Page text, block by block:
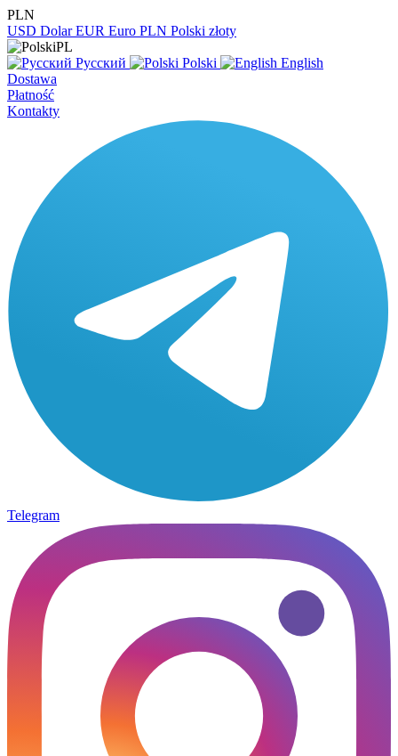
PLN
USD Dolar EUR Euro PLN Polski złoty
PL
Русский
Polski
English
Dostawa
Płatność
Kontakty
Telegram